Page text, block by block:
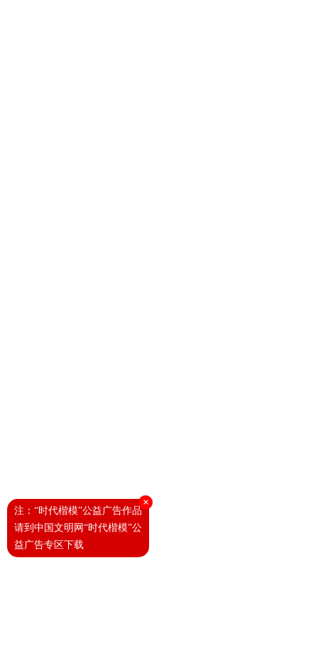
×
注：“时代楷模”公益广告作品
请到中国文明网“时代楷模”公
益广告专区下载